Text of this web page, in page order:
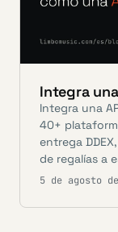
Integra
Integra una
40+
entrega
de regalías a
5 de agosto